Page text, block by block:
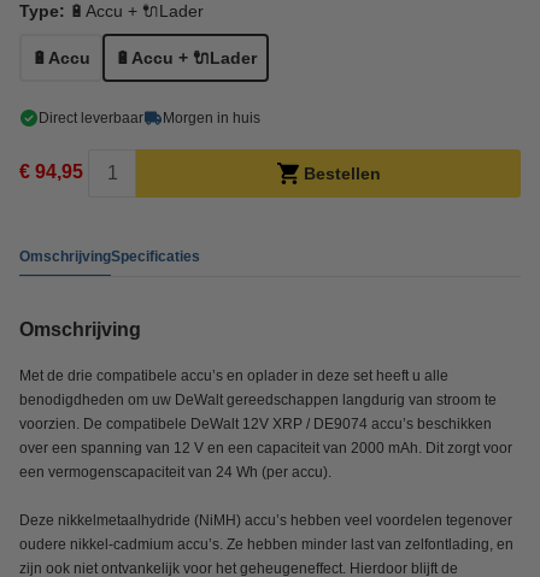
Type: 🔋Accu + 🔌Lader
🔋Accu 🔋Accu + 🔌Lader
Direct leverbaar Morgen in huis
€ 94,95 Bestellen
OmschrijvingSpecificaties
Omschrijving
Met de drie compatibele accu’s en oplader in deze set heeft u alle
benodigdheden om uw DeWalt gereedschappen langdurig van stroom te
voorzien. De compatibele DeWalt 12V XRP / DE9074 accu’s beschikken
over een spanning van 12 V en een capaciteit van 2000 mAh. Dit zorgt voor
een vermogenscapaciteit van 24 Wh (per accu).
Deze nikkelmetaalhydride (NiMH) accu’s hebben veel voordelen tegenover
oudere nikkel-cadmium accu’s. Ze hebben minder last van zelfontlading, en
zijn ook niet ontvankelijk voor het geheugeneffect. Hierdoor blijft de